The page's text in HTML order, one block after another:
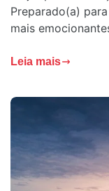
Preparado(a)
mais
Leia mais